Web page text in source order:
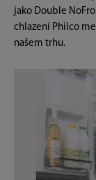
jako Double
chlazení Philco
našem trhu.